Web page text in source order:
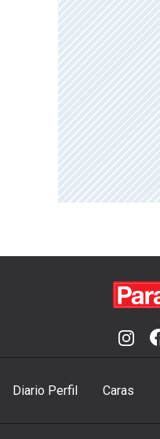
Diario Perfil Caras